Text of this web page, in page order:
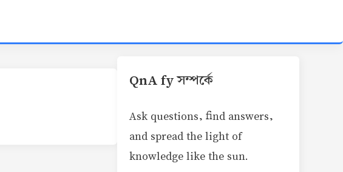
QnA fy সম্পর্কে
Ask questions, find answers,
and spread the light of
knowledge like the sun.